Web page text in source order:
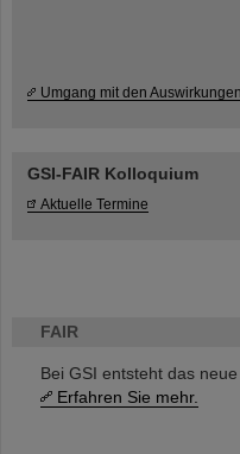
FAIR
Bei GSI entsteht das
Erfahren Sie mehr.
Umgang mit den
GSI-FAIR Kolloquium
Aktuelle Termine